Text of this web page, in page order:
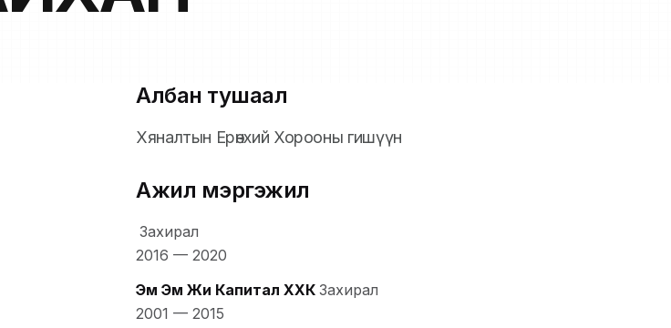
Албан тушаал
Хяналтын Ерөнхий Хорооны гишүүн
Ажил мэргэжил
Захирал
2016 — 2020
Эм Эм Жи Капитал ХХК Захирал
2001 — 2015